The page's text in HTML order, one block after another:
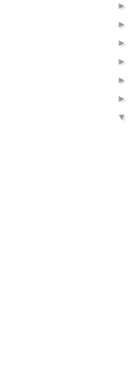
►
►
►
►
►
►
▼